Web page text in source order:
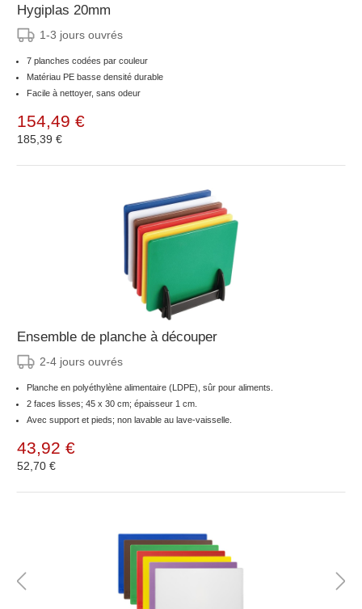
Hygiplas 20mm
1-3 jours ouvrés
7 planches codées par couleur
Matériau PE basse densité durable
Facile à nettoyer, sans odeur
154,49 €
185,39 €
Ensemble de planche à découper
2-4 jours ouvrés
Planche en polyéthylène alimentaire (LDPE), sûr pour aliments.
2 faces lisses; 45 x 30 cm; épaisseur 1 cm.
Avec support et pieds; non lavable au lave-vaisselle.
43,92 €
52,70 €